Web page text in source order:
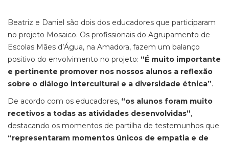
Beatriz e Daniel são dois dos educadores que participaram
no projeto Mosaico. Os profissionais do Agrupamento de
Escolas Mães d’Água, na Amadora, fazem um balanço
positivo do envolvimento no projeto: “É muito importante
e pertinente promover nos nossos alunos a reflexão
sobre o diálogo intercultural e a diversidade étnica”.
De acordo com os educadores, “os alunos foram muito
recetivos a todas as atividades desenvolvidas”,
destacando os momentos de partilha de testemunhos que
“representaram momentos únicos de empatia e de